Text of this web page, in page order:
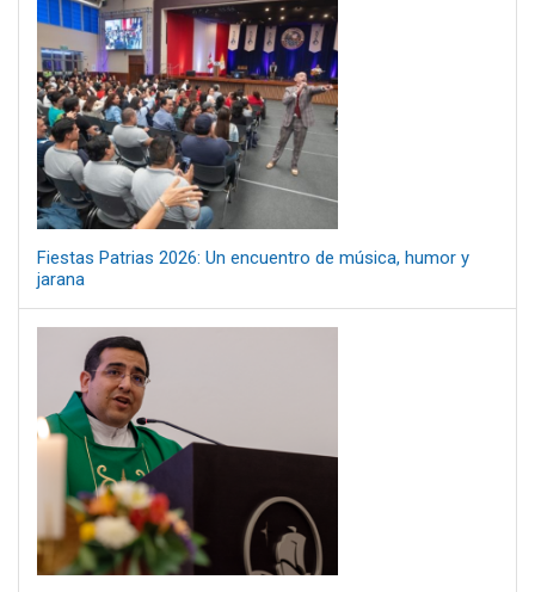
Fiestas Patrias 2026: Un encuentro de música, humor y
jarana